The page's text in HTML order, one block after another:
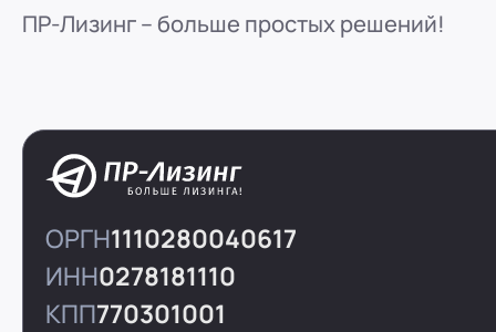
ПР-Лизинг – больше простых решений!
ОРГН1110280040617
ИНН0278181110
КПП770301001